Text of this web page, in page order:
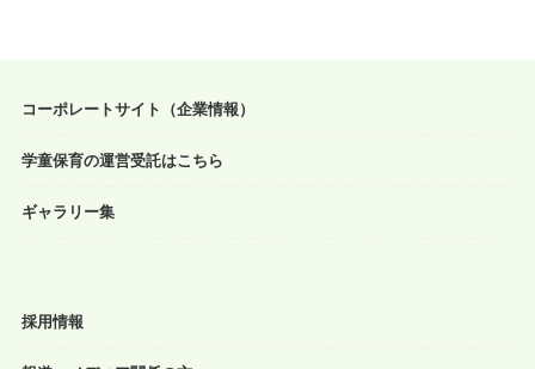
コーポレートサイト（企業情報）
学童保育の運営受託はこちら
ギャラリー集
採用情報